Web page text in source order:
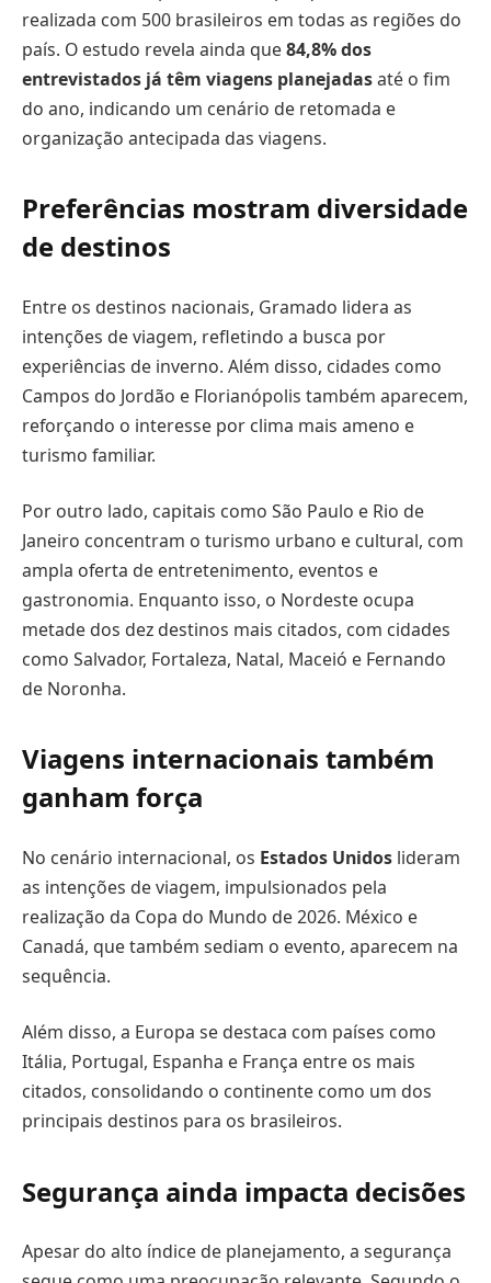
realizada com 500 brasileiros em todas as regiões do
país. O estudo revela ainda que84,8% dos
entrevistados já têm viagens planejadasaté o fim
do ano, indicando um cenário de retomada e
organização antecipada das viagens.
Preferências mostram diversidade
de destinos
Entre os destinos nacionais, Gramado lidera as
intenções de viagem, refletindo a busca por
experiências de inverno. Além disso, cidades como
Campos do Jordão e Florianópolis também aparecem,
reforçando o interesse por clima mais ameno e
turismo familiar.
Por outro lado, capitais como São Paulo e Rio de
Janeiro concentram o turismo urbano e cultural, com
ampla oferta de entretenimento, eventos e
gastronomia. Enquanto isso, o Nordeste ocupa
metade dos dez destinos mais citados, com cidades
como Salvador, Fortaleza, Natal, Maceió e Fernando
de Noronha.
Viagens internacionais também
ganham força
No cenário internacional, os Estados Unidos lideram
as intenções de viagem, impulsionados pela
realização da Copa do Mundo de 2026. México e
Canadá, que também sediam o evento, aparecem na
sequência.
Além disso, a Europa se destaca com países como
Itália, Portugal, Espanha e França entre os mais
citados, consolidando o continente como um dos
principais destinos para os brasileiros.
Segurança ainda impacta decisões
Apesar do alto índice de planejamento, a segurança